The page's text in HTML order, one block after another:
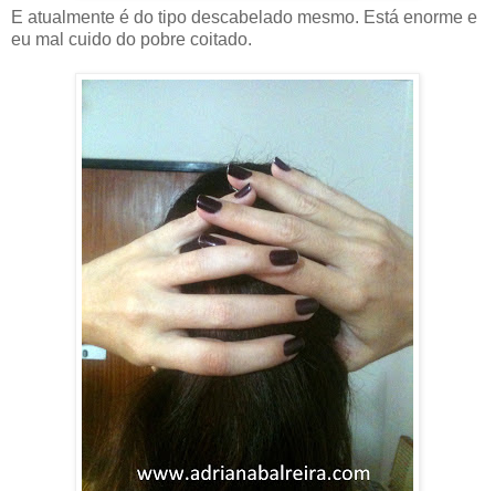
E atualmente é do tipo descabelado mesmo. Está enorme e
eu mal cuido do pobre coitado.